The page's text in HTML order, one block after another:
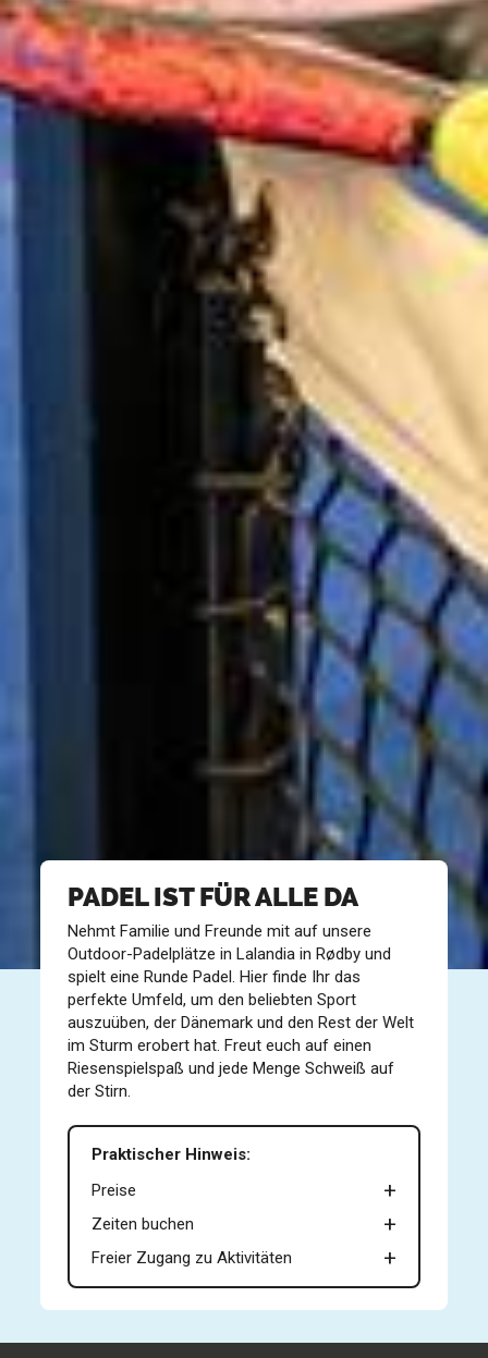
PADEL IST FÜR ALLE DA
Nehmt Familie und Freunde mit auf unsere
Outdoor-Padelplätze in Lalandia in Rødby und
spielt eine Runde Padel. Hier finde Ihr das
perfekte Umfeld, um den beliebten Sport
auszuüben, der Dänemark und den Rest der Welt
im Sturm erobert hat. Freut euch auf einen
Riesenspielspaß und jede Menge Schweiß auf
der Stirn.
Praktischer Hinweis:
Preise
Zeiten buchen
Freier Zugang zu Aktivitäten